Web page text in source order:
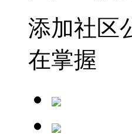
添加社区
在掌握